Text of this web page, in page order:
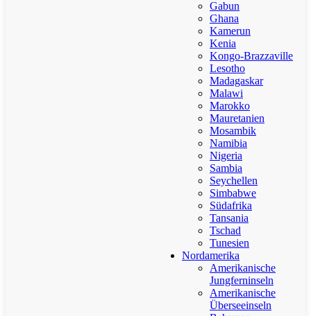
Gabun
Ghana
Kamerun
Kenia
Kongo-Brazzaville
Lesotho
Madagaskar
Malawi
Marokko
Mauretanien
Mosambik
Namibia
Nigeria
Sambia
Seychellen
Simbabwe
Südafrika
Tansania
Tschad
Tunesien
Nordamerika
Amerikanische
Jungferninseln
Amerikanische
Überseeinseln